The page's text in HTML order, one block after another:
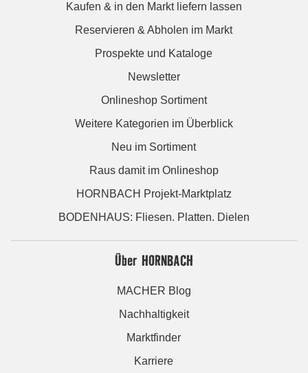
Kaufen & in den Markt liefern lassen
Reservieren & Abholen im Markt
Prospekte und Kataloge
Newsletter
Onlineshop Sortiment
Weitere Kategorien im Überblick
Neu im Sortiment
Raus damit im Onlineshop
HORNBACH Projekt-Marktplatz
BODENHAUS: Fliesen. Platten. Dielen
Über HORNBACH
MACHER Blog
Nachhaltigkeit
Marktfinder
Karriere